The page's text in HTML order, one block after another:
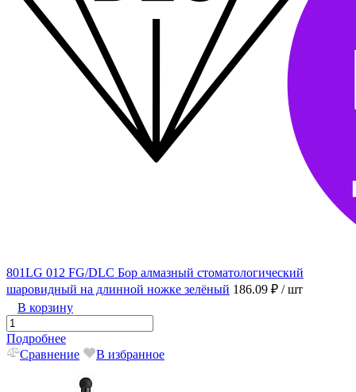
801LG 012 FG/DLC Бор алмазный стоматологический
шаровидный на длинной ножке зелёный 186.09 ₽ / шт
В корзину
Подробнее
Сравнение
В избранное